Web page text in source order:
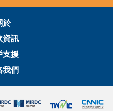
於
資訊
支援
我們